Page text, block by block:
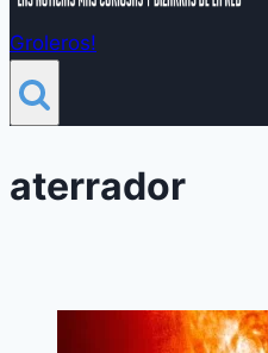
Groleros!
aterrador